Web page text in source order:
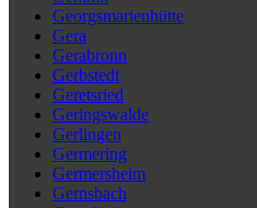
Georgsmarienhütte
Gera
Gerabronn
Gerbstedt
Geretsried
Geringswalde
Gerlingen
Germering
Germersheim
Gernsbach